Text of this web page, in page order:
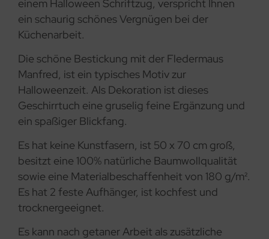
einem Halloween Schriftzug, verspricht Ihnen
ein schaurig schönes Vergnügen bei der
Küchenarbeit.
Die schöne Bestickung mit der Fledermaus
Manfred, ist ein typisches Motiv zur
Halloweenzeit. Als Dekoration ist dieses
Geschirrtuch eine gruselig feine Ergänzung und
ein spaßiger Blickfang.
Es hat keine Kunstfasern, ist 50 x 70 cm groß,
besitzt eine 100% natürliche Baumwollqualität
sowie eine Materialbeschaffenheit von 180 g/m².
Es hat 2 feste Aufhänger, ist kochfest und
trocknergeeignet.
Es kann nach getaner Arbeit als zusätzliche